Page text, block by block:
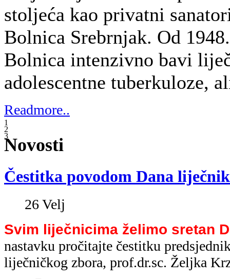
Svim liječnicima želimo sretan
nastavku pročitajte čestitku
liječničkog zbora, prof.dr.sc. Željka
https://www.hlz.hr/cestitka-
veljace/